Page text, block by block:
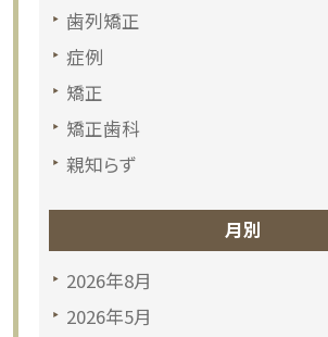
歯列矯正
症例
矯正
矯正歯科
親知らず
月別
2026年8月
2026年5月